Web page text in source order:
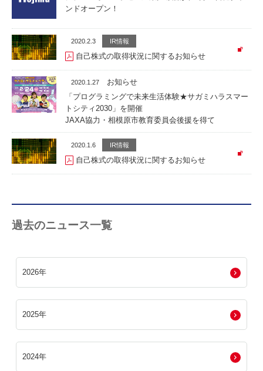
ンドオープン！
2020.2.3 IR情報
自己株式の取得状況に関するお知らせ
2020.1.27
お知らせ
「プログラミングで未来生活体験★サガミハラスマー
トシティ2030」を開催
JAXA協力・相模原市教育委員会後援を得て
2020.1.6 IR情報
自己株式の取得状況に関するお知らせ
過去のニュース一覧
2026年
2025年
2024年